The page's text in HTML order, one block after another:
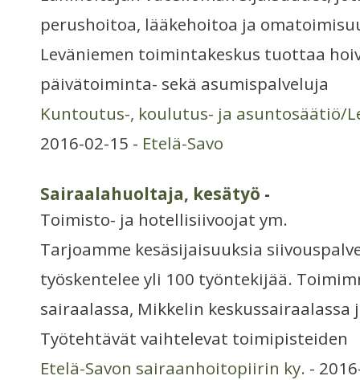
perushoitoa, lääkehoitoa ja
Leväniemen toimintakeskus tuottaa
päivätoiminta- sekä asumispalveluja
Kuntoutus-, koulutus- ja asuntosäätiö/
2016-02-15 - Etelä-Savo
Sairaalahuoltaja, kesätyö -
Toimisto- ja hotellisiivoojat ym.
Tarjoamme kesäsijaisuuksia
työskentelee yli 100 työntekijää.
sairaalassa, Mikkelin keskussairaalassa
Työtehtävät vaihtelevat toimipisteiden
Etelä-Savon sairaanhoitopiirin ky. -